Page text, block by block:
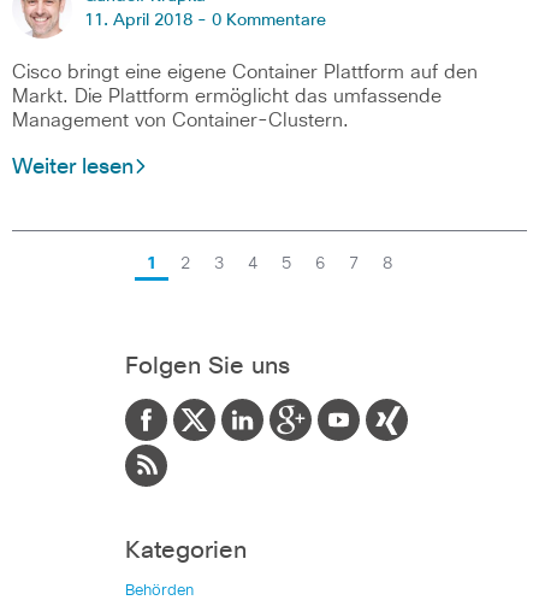
11. April 2018 - 0 Kommentare
Cisco bringt eine eigene Container Plattform auf den
Markt. Die Plattform ermöglicht das umfassende
Management von Container-Clustern.
Weiter lesen
1 2 3 4 5 6 7 8
Folgen Sie uns
Kategorien
Behörden